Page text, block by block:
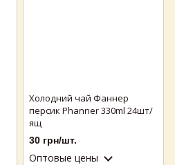
Холодний чай Фаннер
персик Phanner 330ml 24шт/
ящ
30 грн/шт.
Оптовые цены